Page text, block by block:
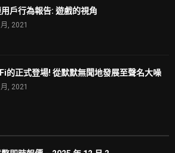
戶行為報告: 遊戲的視角
, 2021
的正式登場! 從默默無聞地發展至聲名大噪
, 2021